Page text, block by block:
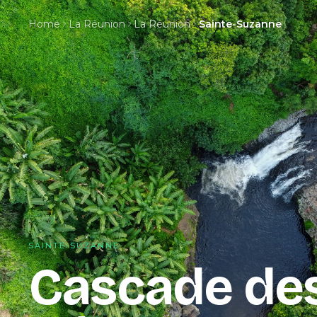
Home La Réunion La Réunion Sainte-Suzanne
SAINTE-SUZANNE
Cascade